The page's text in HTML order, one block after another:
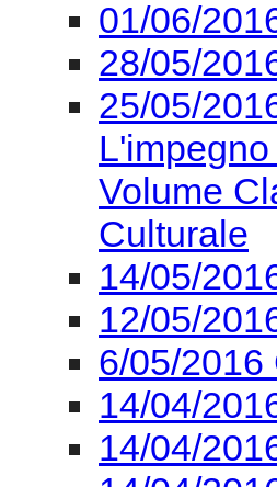
01/06/
28/05/
25/05/
Volume
Culturale
14/05/
12/05/
6/05/2016
14/04/
14/04/